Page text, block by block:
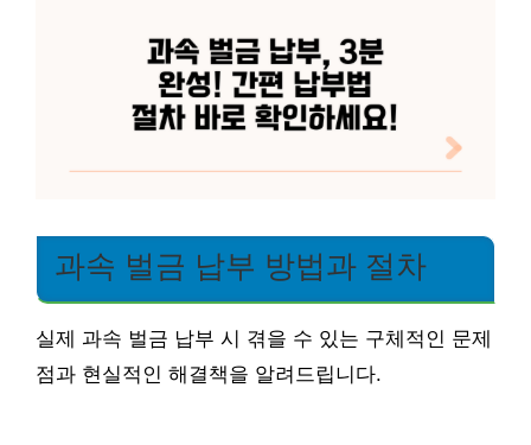
과속 벌금 납부 방법과 절차
실제 과속 벌금 납부 시 겪을 수 있는 구체적인 문제
점과 현실적인 해결책을 알려드립니다.